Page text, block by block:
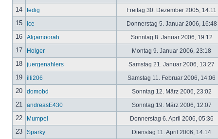
14 fedig Freitag 30. Dezember 2005, 14:11
15 ice Donnerstag 5. Januar 2006, 16:48
16 Algamoorah Sonntag 8. Januar 2006, 19:12
17 Holger Montag 9. Januar 2006, 23:18
18 juergenahlers Samstag 21. Januar 2006, 13:27
19 illi206 Samstag 11. Februar 2006, 14:06
20 domobd Sonntag 12. März 2006, 23:02
21 andreasE430 Sonntag 19. März 2006, 12:07
22 Mumpel Donnerstag 6. April 2006, 05:36
23 Sparky Dienstag 11. April 2006, 14:14